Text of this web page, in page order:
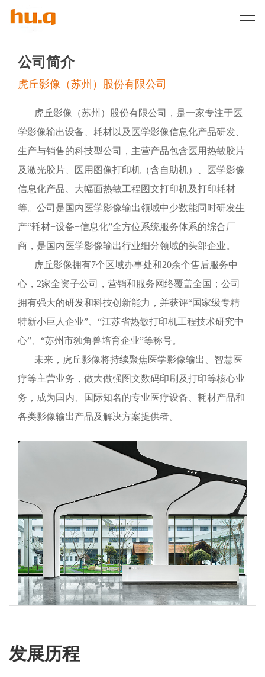
公司简介
虎丘影像（苏州）股份有限公司
虎丘影像（苏州）股份有限公司，是一家专注于医
学影像输出设备、耗材以及医学影像信息化产品研发、
生产与销售的科技型公司，主营产品包含医用热敏胶片
及激光胶片、医用图像打印机（含自助机）、医学影像
信息化产品、大幅面热敏工程图文打印机及打印耗材
等。公司是国内医学影像输出领域中少数能同时研发生
产“耗材+设备+信息化”全方位系统服务体系的综合厂
商，是国内医学影像输出行业细分领域的头部企业。
虎丘影像拥有7个区域办事处和20余个售后服务中
心，2家全资子公司，营销和服务网络覆盖全国；公司
拥有强大的研发和科技创新能力，并获评“国家级专精
特新小巨人企业”、“江苏省热敏打印机工程技术研究中
心”、“苏州市独角兽培育企业”等称号。
未来，虎丘影像将持续聚焦医学影像输出、智慧医
疗等主营业务，做大做强图文数码印刷及打印等核心业
务，成为国内、国际知名的专业医疗设备、耗材产品和
各类影像输出产品及解决方案提供者。
发展历程